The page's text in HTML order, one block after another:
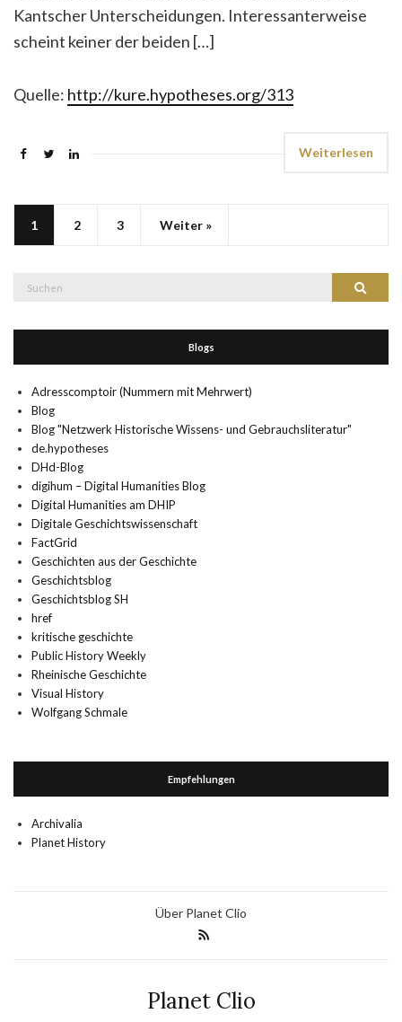
Kantscher Unterscheidungen. Interessanterweise
scheint keiner der beiden […]
Quelle: http://kure.hypotheses.org/313
Weiterlesen
1 2 3 Weiter »
Suchen
Blogs
Adresscomptoir (Nummern mit Mehrwert)
Blog
Blog "Netzwerk Historische Wissens- und Gebrauchsliteratur"
de.hypotheses
DHd-Blog
digihum – Digital Humanities Blog
Digital Humanities am DHIP
Digitale Geschichtswissenschaft
FactGrid
Geschichten aus der Geschichte
Geschichtsblog
Geschichtsblog SH
href
kritische geschichte
Public History Weekly
Rheinische Geschichte
Visual History
Wolfgang Schmale
Empfehlungen
Archivalia
Planet History
Über Planet Clio
Planet Clio